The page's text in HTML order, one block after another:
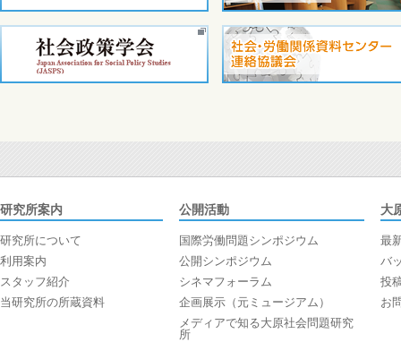
研究所案内
研究所について
利用案内
スタッフ紹介
当研究所の所蔵資料
公開活動
国際労働問題シンポジウム
公開シンポジウム
シネマフォーラム
企画展示（元ミュージアム）
メディアで知る大原社会問題研究
所
大
最
バ
投
お